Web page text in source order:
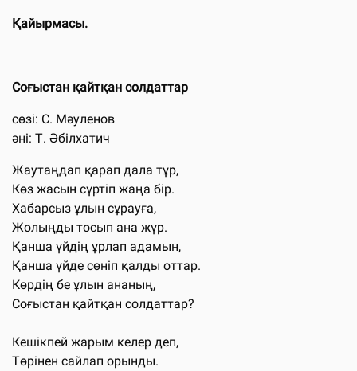
Қайырмасы.
Соғыстан қайтқан солдаттар
сөзі: С. Мәуленов
әні: Т. Әбілхатич
Жаутаңдап қарап дала тұр,
Көз жасын сүртіп жаңа бір.
Хабарсыз ұлын сұрауға,
Жолыңды тосып ана жүр.
Қанша үйдің ұрлап адамын,
Қанша үйде сөніп қалды оттар.
Көрдің бе ұлын ананың,
Соғыстан қайтқан солдаттар?
Кешікпей жарым келер деп,
Төрінен сайлап орынды.